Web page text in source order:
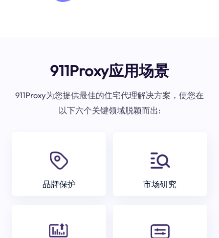
911Proxy应用场景
911Proxy为您提供最佳的住宅代理解决方案，使您在
以下六个关键领域脱颖而出:
品牌保护 市场研究